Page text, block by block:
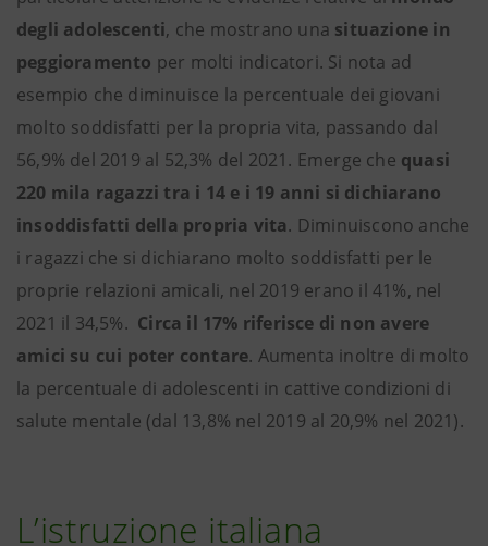
degli adolescenti, che mostrano una situazione in
peggioramento per molti indicatori. Si nota ad
esempio che diminuisce la percentuale dei giovani
molto soddisfatti per la propria vita, passando dal
56,9% del 2019 al 52,3% del 2021. Emerge che quasi
220 mila ragazzi tra i 14 e i 19 anni si dichiarano
insoddisfatti della propria vita. Diminuiscono anche
i ragazzi che si dichiarano molto soddisfatti per le
proprie relazioni amicali, nel 2019 erano il 41%, nel
2021 il 34,5%. Circa il 17% riferisce di non avere
amici su cui poter contare. Aumenta inoltre di molto
la percentuale di adolescenti in cattive condizioni di
salute mentale (dal 13,8% nel 2019 al 20,9% nel 2021).
L’istruzione italiana